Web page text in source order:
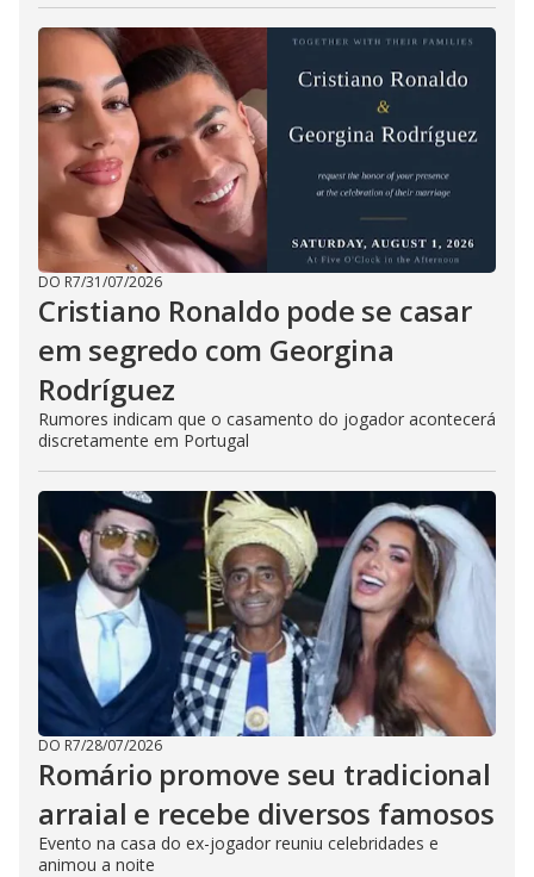
DO R7/31/07/2026
Cristiano Ronaldo pode se casar
em segredo com Georgina
Rodríguez
Rumores indicam que o casamento do jogador acontecerá
discretamente em Portugal
DO R7/28/07/2026
Romário promove seu tradicional
arraial e recebe diversos famosos
Evento na casa do ex-jogador reuniu celebridades e
animou a noite